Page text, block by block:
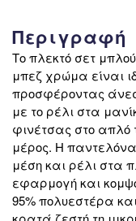
Περιγραφή
Το πλεκτό σετ
μπεζ χρώμα είναι
προσφέροντας
με το ρέλι στα
φινέτσας στο απλό
μέρος. Η παντελόνα
μέση και ρέλι στα
εφαρμογή και
95% πολυεστέρα